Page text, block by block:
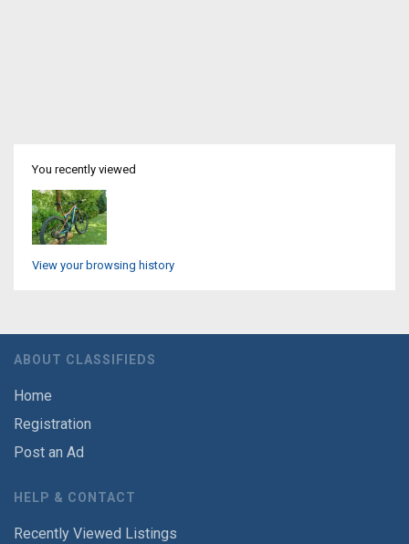
You recently viewed
View your browsing history
ABOUT CLASSIFIEDS
Home
Registration
Post an Ad
HELP & CONTACT
Recently Viewed Listings